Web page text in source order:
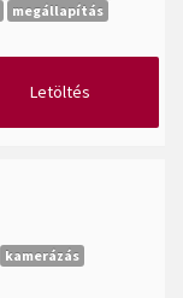
megállapítás
Letöltés
kamerázás